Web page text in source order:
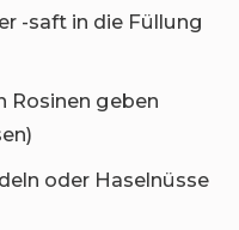
-saft in die Füllung
Rosinen geben
oder Haselnüsse